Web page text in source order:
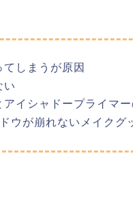
しまうが原因
い
イシャドープライマ
ウが崩れないメイクグ